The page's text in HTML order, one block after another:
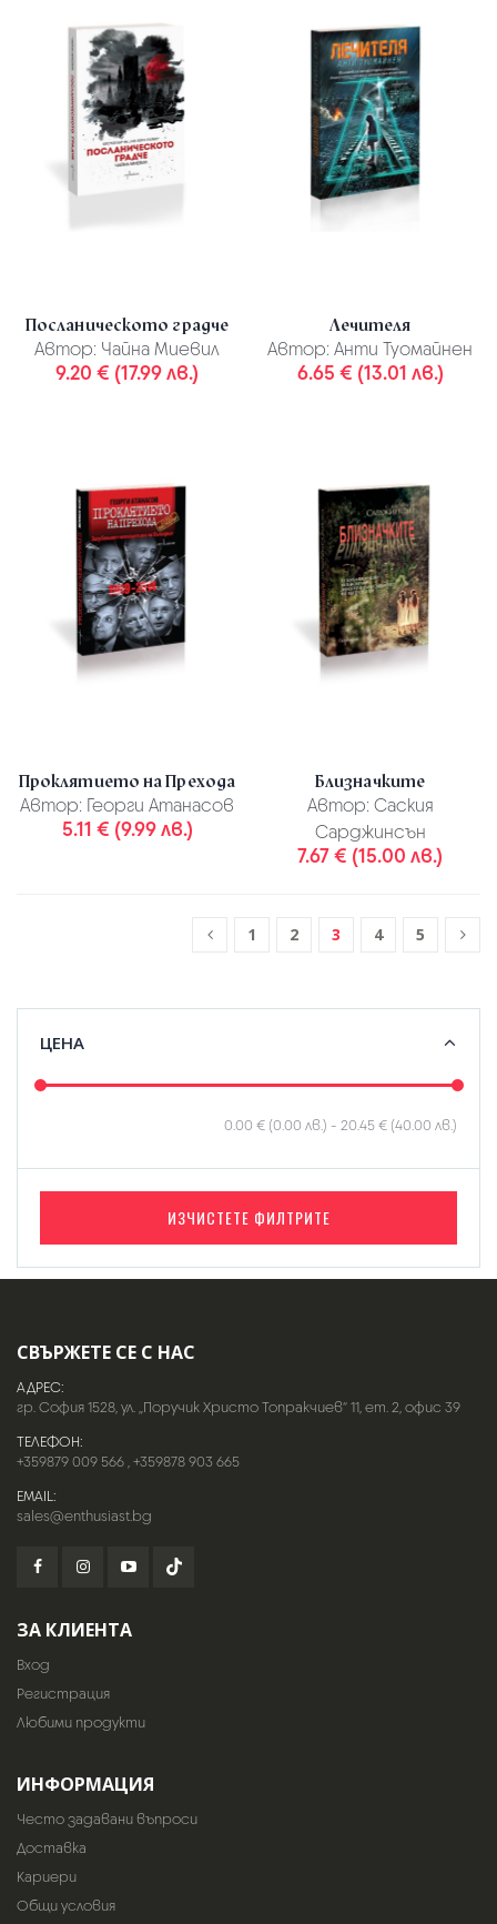
Посланическото градче
Автор: Чайна Миевил
9.20 € (17.99 лв.)
Лечителя
Автор: Анти Туомайнен
6.65 € (13.01 лв.)
Проклятието на Прехода
Автор: Георги Атанасов
5.11 € (9.99 лв.)
Близначките
Автор: Саския
Сарджинсън
7.67 € (15.00 лв.)
1 2 3 4 5
ЦЕНА
0.00 € (0.00 лв.) - 20.45 € (40.00 лв.)
ИЗЧИСТЕТЕ ФИЛТРИТЕ
СВЪРЖЕТЕ СЕ С НАС
АДРЕС:
гр. София 1528, ул. „Поручик Христо Топракчиев“ 11, ет. 2, офис 39
ТЕЛЕФОН:
+359879 009 566,+359878 903 665
EMAIL:
sales@enthusiast.bg
ЗА КЛИЕНТА
Вход
Регистрация
Любими продукти
ИНФОРМАЦИЯ
Често задавани въпроси
Доставка
Кариери
Общи условия